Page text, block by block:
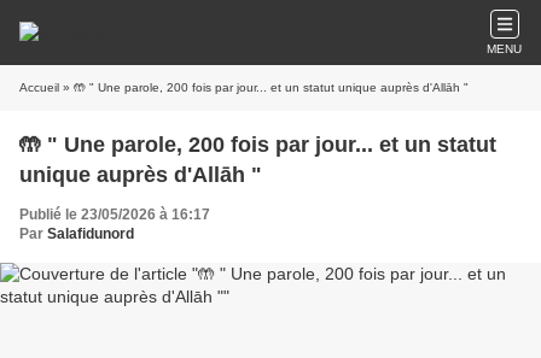
MENU
Accueil » 🤲 " Une parole, 200 fois par jour... et un statut unique auprès d'Allāh "
🤲 " Une parole, 200 fois par jour... et un statut
unique auprès d'Allāh "
Publié le 23/05/2026 à 16:17
Par Salafidunord